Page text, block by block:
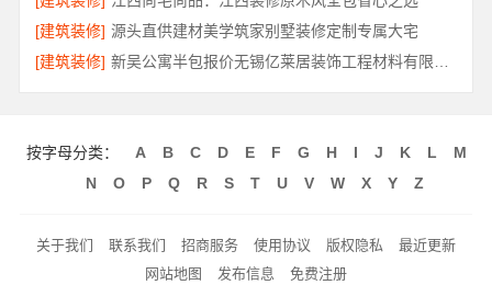
[建筑装修] 源头直供建材美学筑家别墅装修定制专属大宅
[建筑装修]
按字母分类： A B C D E F G H I J K L
M
N
O P Q R S T U V W X Y Z
关于我们 联系我们 招商服务 使用协议 版权隐私
最近更新
网站地图
发布信息 免费注册